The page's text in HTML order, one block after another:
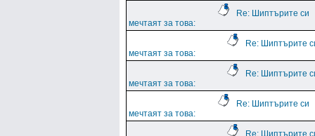
Re: Шиптърите си
мечтаят за това:
Re: Шиптърите
мечтаят за това:
Re: Шиптърите
мечтаят за това:
Re: Шиптърите си
мечтаят за това:
Re: Шиптърите